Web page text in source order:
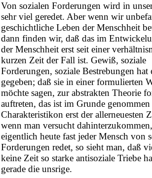
Von sozialen Forderungen wird in
sehr viel geredet. Aber wenn wir
geschichtliche Leben der Menschheit
dann finden wir, daß das im
der Menschheit erst seit einer
kurzen Zeit der Fall ist. Gewiß, soziale
Forderungen, soziale Bestrebungen hat
gegeben; daß sie in einer formulierten
möchte sagen, zur abstrakten Theorie
auftreten, das ist im Grunde genommen
Charakteristikon erst der allerneuesten
wenn man versucht
eigentlich heute fast jeder Mensch von
Forderungen redet, so sieht man, daß
keine Zeit so starke antisoziale Triebe
gerade die unsrige.